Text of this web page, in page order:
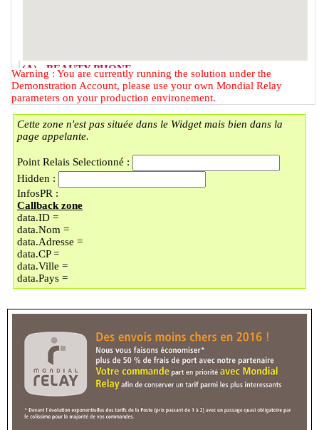
(A) - BEAUTY PHONE
2 RUE DU FAUBOURG DES
POSTES
59000 - LILLE
(B) - LOCKER BMOBILE
57 RUE DU FAUBOURG DES
59000 - LILLE
(C) - LOCKER LAVOMATIC
PLACE DOREZ/LI
9 PLACE BARTHELEMY DOREZ
59000 - LILLE
(D) - UNIQUE COIN
En vacances jusqu'au 30/08/2026
89 BOULEVARD MONTEBELLO
59000 - LILLE
130 BOULEVARD
59000 - LILLE
(F) - LOCKER TECHNOPHONE
RUE JULES GU
73 RUE JULES GUESDE
59000 - LILLE
(G) - LOCKER LA LAVERIE
Warning : You are currently running the solution under the
Demonstration Account, please use your own Mondial Relay
parameters on your production environement.
Cette zone n'est pas située dans le Widget mais bien dans la
page appelante.
Point Relais Selectionné :
Hidden :
InfosPR :
Callback zone
data.ID =
data.Nom =
data.Adresse =
data.CP =
data.Ville =
data.Pays =